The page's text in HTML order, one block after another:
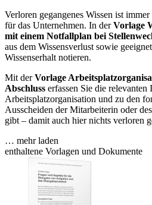
Verloren gegangenes Wissen ist
für das Unternehmen. In derVorlage
mit einem Notfallplan bei
aus dem Wissensverlust sowie
Wissenserhalt notieren.
Mit derVorlage
Abschluss erfassen Sie die
Arbeitsplatzorganisation und zu den
Ausscheiden der Mitarbeiterin oder
gibt – damit auch hier nichts verloren
… mehr laden
enthaltene Vorlagen und Dokumente